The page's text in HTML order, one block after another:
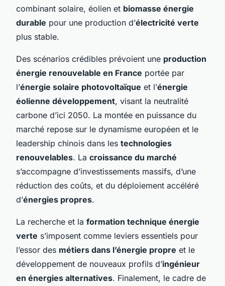
combinant solaire, éolien et biomasse énergie
durable pour une production d’électricité verte
plus stable.
Des scénarios crédibles prévoient une production
énergie renouvelable en France portée par
l’énergie solaire photovoltaïque et l’énergie
éolienne développement, visant la neutralité
carbone d’ici 2050. La montée en puissance du
marché repose sur le dynamisme européen et le
leadership chinois dans les technologies
renouvelables. La croissance du marché
s’accompagne d’investissements massifs, d’une
réduction des coûts, et du déploiement accéléré
d’énergies propres.
La recherche et la formation technique énergie
verte s’imposent comme leviers essentiels pour
l’essor des métiers dans l’énergie propre et le
développement de nouveaux profils d’ingénieur
en énergies alternatives. Finalement, le cadre de